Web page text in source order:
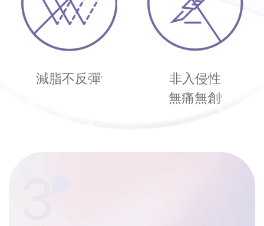
減脂不反彈1
非入侵性
無痛無創
2